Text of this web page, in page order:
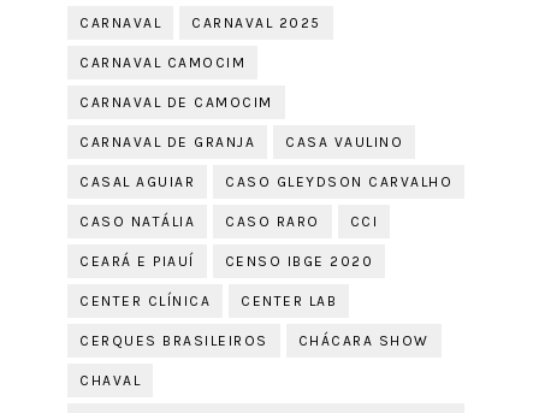
CARNAVAL CARNAVAL 2025
CARNAVAL CAMOCIM
CARNAVAL DE CAMOCIM
CARNAVAL DE GRANJA CASA VAULINO
CASAL AGUIAR CASO GLEYDSON CARVALHO
CASO NATÁLIA CASO RARO CCI
CEARÁ E PIAUÍ CENSO IBGE 2020
CENTER CLÍNICA CENTER LAB
CERQUES BRASILEIROS CHÁCARA SHOW
CHAVAL